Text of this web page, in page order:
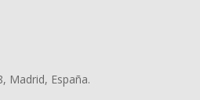
Madrid, España.